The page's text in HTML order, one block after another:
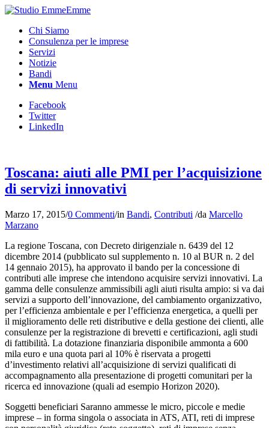
Chi Siamo
Consulenza per le imprese
Servizi
Notizie
Bandi
Menu Menu
Facebook
Twitter
LinkedIn
Toscana: aiuti alle PMI per l’acquisizione
di servizi innovativi
Marzo 17, 2015/0 Commenti/in Bandi, Contributi /da Marcello
Marzano
La regione Toscana, con Decreto dirigenziale n. 6439 del 12
dicembre 2014 (pubblicato sul supplemento n. 10 al BUR n. 2 del
14 gennaio 2015), ha approvato il bando per la concessione di
contributi alle imprese che intendono acquisire servizi innovativi. La
gamma delle consulenze ammissibili agli aiuti risulta ampio: si va dai
servizi a supporto dell’innovazione, del cambiamento organizzativo,
per l’efficienza ambientale e per l’efficienza energetica, a quelli per
il miglioramento delle reti distributive e della gestione dei clienti, alle
consulenze per la registrazione di brevetti e certificazioni, agli studi
di fattibilità. La dotazione finanziaria disponibile ammonta a 600
mila euro e una quota pari al 10% è riservata a progetti
d’investimento relativi all’acquisizione di servizi qualificati di
accompagnamento alla presentazione di progetti comunitari per la
ricerca ed innovazione (quali ad esempio Horizon 2020).
Soggetti beneficiari Saranno ammesse le micro, piccole e medie
imprese – in forma singola o associata in ATS, ATI, reti di imprese